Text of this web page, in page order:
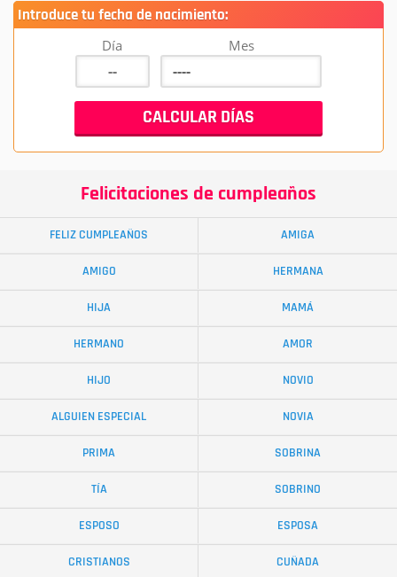
Introduce tu fecha de nacimiento:
Día Mes
Felicitaciones de cumpleaños
FELIZ CUMPLEAÑOS AMIGA
AMIGO HERMANA
HIJA MAMÁ
HERMANO AMOR
HIJO NOVIO
ALGUIEN ESPECIAL NOVIA
PRIMA SOBRINA
TÍA SOBRINO
ESPOSO ESPOSA
CRISTIANOS CUÑADA